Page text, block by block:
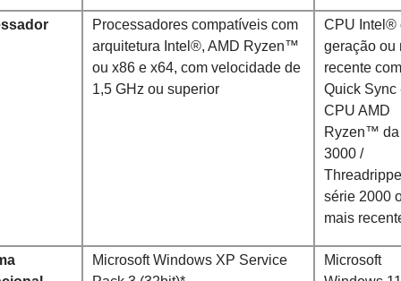
Processadores compatíveis com
arquitetura Intel®, AMD Ryzen™
ou x86 e x64, com velocidade de
1,5 GHz ou superior
CPU Intel®
geração ou
recente com
Quick Sync
CPU AMD
Ryzen™ da
3000 /
série 2000
mais
Microsoft Windows XP Service
Microsoft